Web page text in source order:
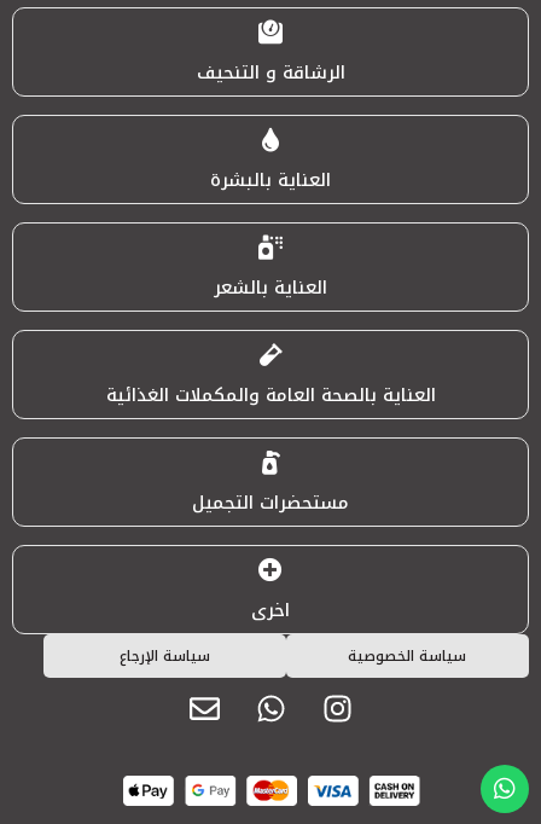
الرشاقة و التنحيف
العناية بالبشرة
العناية بالشعر
العناية بالصحة العامة والمكملات الغذائية
مستحضرات التجميل
اخرى
سياسة الخصوصية سياسة الإرجاع